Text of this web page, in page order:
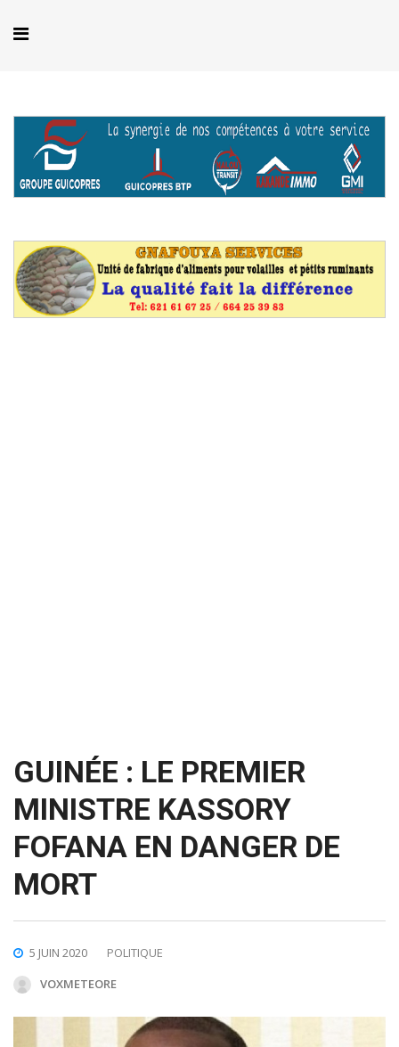
GUINÉE : LE PREMIER
MINISTRE KASSORY
FOFANA EN DANGER DE
MORT
5 JUIN 2020
POLITIQUE
VOXMETEORE